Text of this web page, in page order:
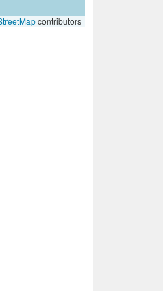
contributors